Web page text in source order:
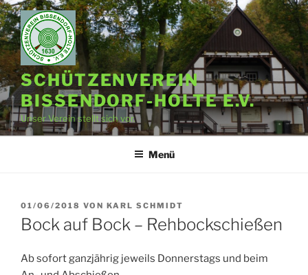
Zum
Inhalt
springen
SCHÜTZENVEREIN
BISSENDORF-HOLTE E.V.
Unser Verein stellt sich vor.
Menü
VERÖFFENTLICHT
AM
01/06/2018 VON KARL SCHMIDT
Bock auf Bock – Rehbockschießen
Ab sofort ganzjährig jeweils Donnerstags und beim